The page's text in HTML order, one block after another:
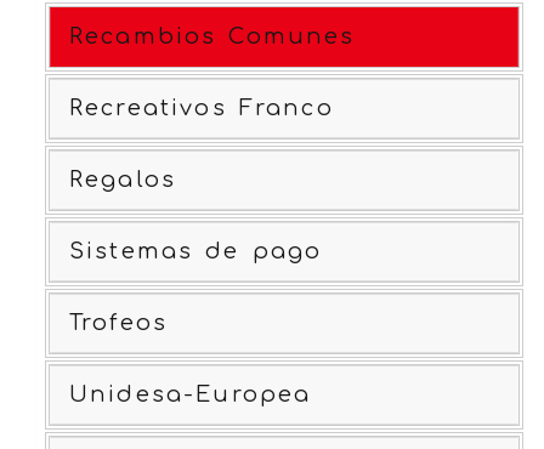
Recambios Comunes
Recreativos Franco
Regalos
Sistemas de pago
Trofeos
Unidesa-Europea